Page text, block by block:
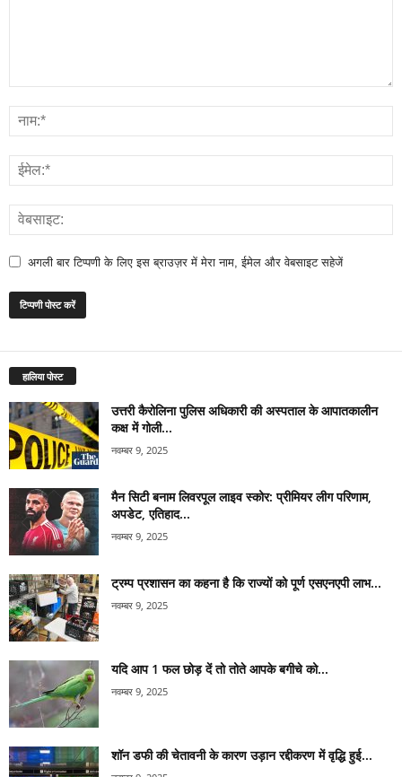
अगली बार टिप्पणी के लिए इस ब्राउज़र में मेरा नाम, ईमेल और वेबसाइट सहेजें
हालिया पोस्ट
उत्तरी कैरोलिना पुलिस अधिकारी की अस्पताल के आपातकालीन
कक्ष में गोली...
नवम्बर 9, 2025
मैन सिटी बनाम लिवरपूल लाइव स्कोर: प्रीमियर लीग परिणाम,
अपडेट, एतिहाद...
नवम्बर 9, 2025
ट्रम्प प्रशासन का कहना है कि राज्यों को पूर्ण एसएनएपी लाभ...
नवम्बर 9, 2025
यदि आप 1 फल छोड़ दें तो तोते आपके बगीचे को...
नवम्बर 9, 2025
शॉन डफी की चेतावनी के कारण उड़ान रद्दीकरण में वृद्धि हुई...